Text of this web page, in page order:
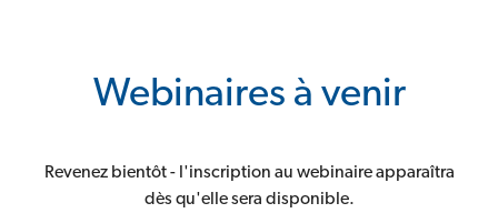
Webinaires à venir
Revenez bientôt - l'inscription au webinaire apparaîtra
dès qu'elle sera disponible.